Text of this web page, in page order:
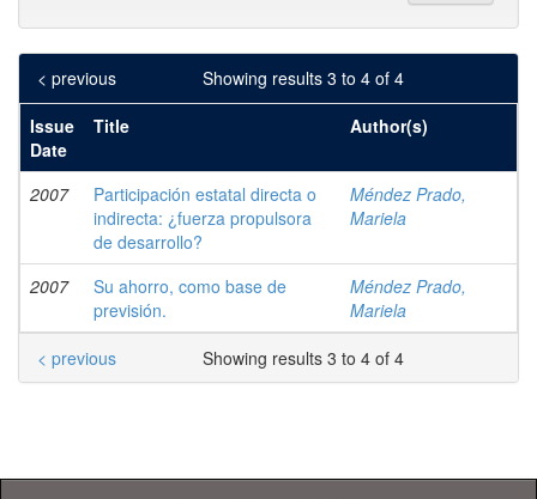
Showing results 3 to 4 of 4
< previous
Issue
Date
Title Author(s)
2007
Participación estatal directa o
indirecta: ¿fuerza propulsora
de desarrollo?
Méndez Prado,
Mariela
2007
Su ahorro, como base de
previsión.
Méndez Prado,
Mariela
Showing results 3 to 4 of 4
< previous